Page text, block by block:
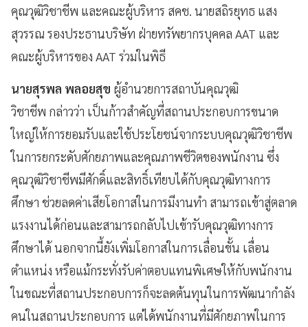
คุณวุฒิวิชาชีพ และคณะผู้บริหาร สคช. นายสถิรยุทธ แสง
สุวรรณ รองประธานบริษัท ฝ่ายทรัพยากรบุคคล AAT และ
คณะผู้บริหารของ AAT ร่วมในพิธี
นายสุรพล พลอยสุข ผู้อำนวยการสถาบันคุณวุฒิ
วิชาชีพ กล่าวว่า เป็นก้าวสำคัญที่สถานประกอบการขนาด
ใหญ่ให้การยอมรับและใช้ประโยชน์จากระบบคุณวุฒิวิชาชีพ
ในการยกระดับศักยภาพและคุณภาพชีวิตของพนักงาน ซึ่ง
คุณวุฒิวิชาชีพมีศักดิ์และสิทธิ์เทียบได้กับคุณวุฒิทางการ
ศึกษา ช่วยลดค่าเสียโอกาสในการมีงานทำ สามารถเข้าสู่ตลาด
แรงงานได้ก่อนและสามารถกลับไปเข้ารับคุณวุฒิทางการ
ศึกษาได้ นอกจากนี้ยังเพิ่มโอกาสในการเลื่อนขั้น เลื่อน
ตำแหน่ง หรือแม้กระทั่งรับค่าตอบแทนพิเศษให้กับพนักงาน
ในขณะที่สถานประกอบการก็จะลดต้นทุนในการพัฒนากำลัง
คนในสถานประกอบการ แต่ได้พนักงานที่มีศักยภาพในการ